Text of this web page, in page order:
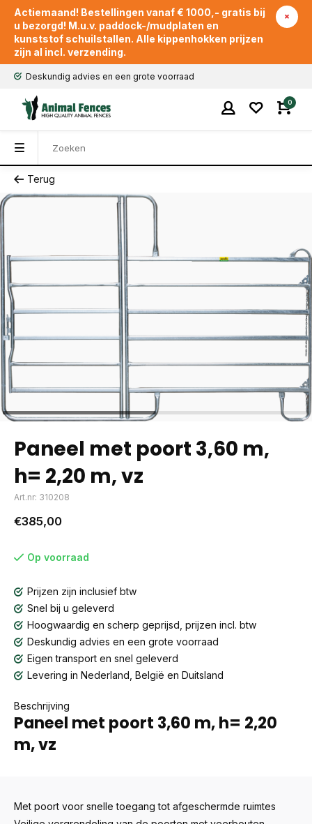
Actiemaand! Bestellingen vanaf € 1000,- gratis bij
u bezorgd! M.u.v. paddock-/mudplaten en
kunststof schuilstallen. Alle kippenhokken prijzen
zijn al incl. verzending.
Deskundig advies en een grote voorraad
0
Terug
Paneel met poort 3,60 m,
h= 2,20 m, vz
Art.nr: 310208
€385,00
Op voorraad
Prijzen zijn inclusief btw
Snel bij u geleverd
Hoogwaardig en scherp geprijsd, prijzen incl. btw
Deskundig advies en een grote voorraad
Eigen transport en snel geleverd
Levering in Nederland, België en Duitsland
Beschrijving
Paneel met poort 3,60 m, h= 2,20
m, vz
Met poort voor snelle toegang tot afgeschermde ruimtes